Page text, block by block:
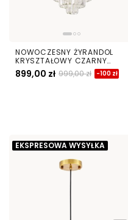
NOWOCZESNY ŻYRANDOL
KRYSZTAŁOWY CZARNY
CAPRIA D50
899,00 zł 999,00 zł -100 zł
EKSPRESOWA WYSYŁKA